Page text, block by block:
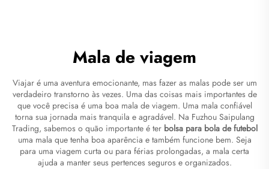
Mala de viagem
Viajar é uma aventura emocionante, mas fazer as malas pode ser um
verdadeiro transtorno às vezes. Uma das coisas mais importantes de
que você precisa é uma boa mala de viagem. Uma mala confiável
torna sua jornada mais tranquila e agradável. Na Fuzhou Saipulang
Trading, sabemos o quão importante é ter bolsa para bola de futebol
uma mala que tenha boa aparência e também funcione bem. Seja
para uma viagem curta ou para férias prolongadas, a mala certa
ajuda a manter seus pertences seguros e organizados.